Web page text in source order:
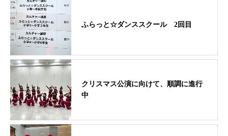
ふらっと☆ダンススクール 2回目
クリスマス公演に向けて、順調に進行
中